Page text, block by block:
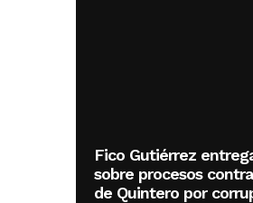
Fico Gutiérrez
sobre procesos
de Quintero por